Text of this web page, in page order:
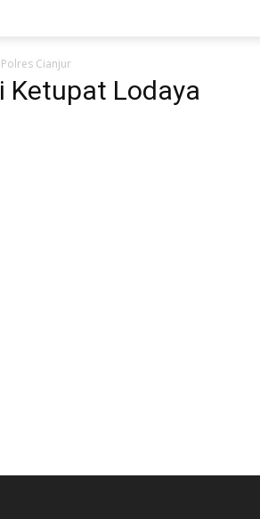
Cianjur
Ketupat Lodaya